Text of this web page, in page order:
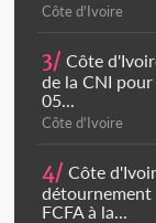
Côte d'Ivoire
3/ Côte
de la CNI
05...
Côte d'Ivoire
4/ Côte
détournement
FCFA à la...